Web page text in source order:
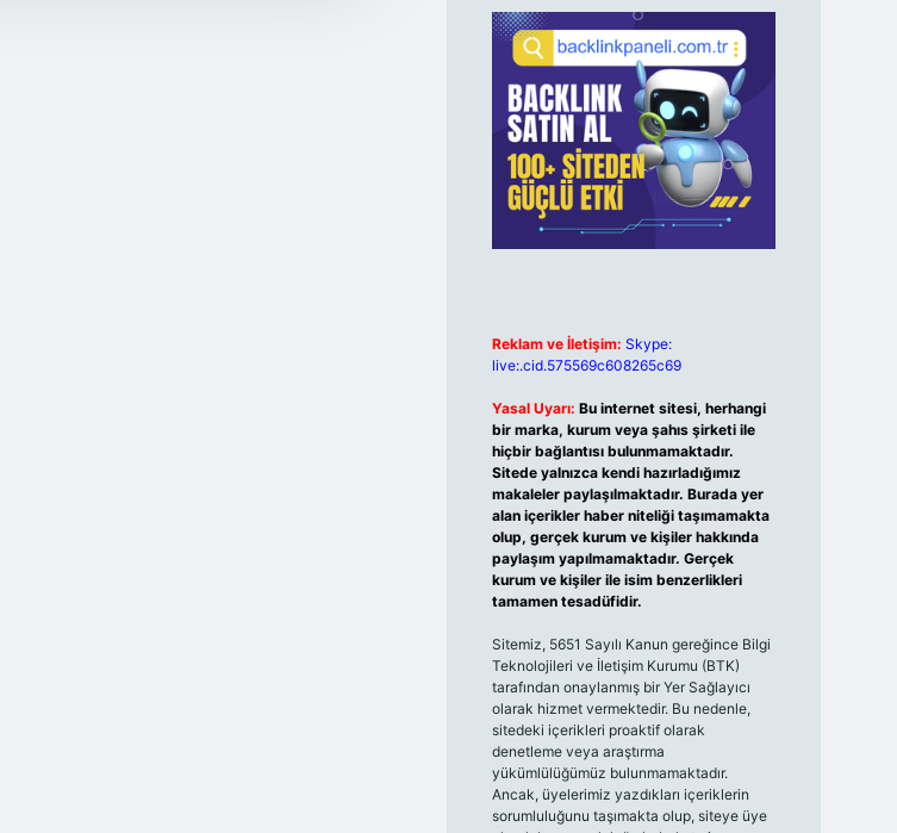
Reklam ve İletişim: Skype:
live:.cid.575569c608265c69
Yasal Uyarı: Bu internet sitesi, herhangi
bir marka, kurum veya şahıs şirketi ile
hiçbir bağlantısı bulunmamaktadır.
Sitede yalnızca kendi hazırladığımız
makaleler paylaşılmaktadır. Burada yer
alan içerikler haber niteliği taşımamakta
olup, gerçek kurum ve kişiler hakkında
paylaşım yapılmamaktadır. Gerçek
kurum ve kişiler ile isim benzerlikleri
tamamen tesadüfidir.
Sitemiz, 5651 Sayılı Kanun gereğince Bilgi
Teknolojileri ve İletişim Kurumu (BTK)
tarafından onaylanmış bir Yer Sağlayıcı
olarak hizmet vermektedir. Bu nedenle,
sitedeki içerikleri proaktif olarak
denetleme veya araştırma
yükümlülüğümüz bulunmamaktadır.
Ancak, üyelerimiz yazdıkları içeriklerin
sorumluluğunu taşımakta olup, siteye üye